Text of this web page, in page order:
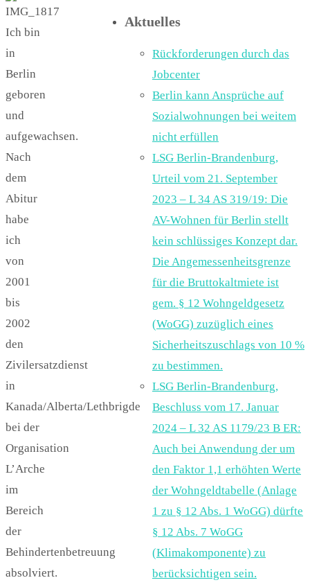
Ich bin
in
Berlin
geboren
und
aufgewachsen.
Nach
dem
Abitur
habe
ich
von
2001
bis
2002
den
Zivilersatzdienst
in
Kanada/Alberta/Lethbrigde
bei der
Organisation
L’Arche
im
Bereich
der
Behindertenbetreuung
absolviert.
Aktuelles
Rückforderungen durch das
Jobcenter
Berlin kann Ansprüche auf
Sozialwohnungen bei weitem
nicht erfüllen
LSG Berlin-Brandenburg,
Urteil vom 21. September
2023 – L 34 AS 319/19: Die
AV-Wohnen für Berlin stellt
kein schlüssiges Konzept dar.
Die Angemessenheitsgrenze
für die Bruttokaltmiete ist
gem. § 12 Wohngeldgesetz
(WoGG) zuzüglich eines
Sicherheitszuschlags von 10 %
zu bestimmen.
LSG Berlin-Brandenburg,
Beschluss vom 17. Januar
2024 – L 32 AS 1179/23 B ER:
Auch bei Anwendung der um
den Faktor 1,1 erhöhten Werte
der Wohngeldtabelle (Anlage
1 zu § 12 Abs. 1 WoGG) dürfte
§ 12 Abs. 7 WoGG
(Klimakomponente) zu
berücksichtigen sein.